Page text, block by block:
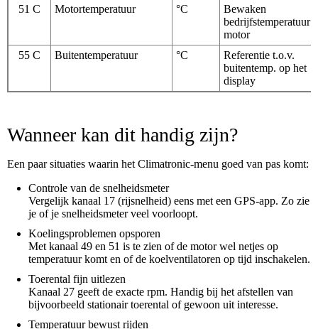
51 C
Motortemperatuur °C
Bewaken
bedrijfstemperatuur
motor
55 C
Buitentemperatuur °C
Referentie t.o.v.
buitentemp. op het
display
Wanneer kan dit handig zijn?
Een paar situaties waarin het Climatronic-menu goed van pas komt:
Controle van de snelheidsmeter
Vergelijk kanaal 17 (rijsnelheid) eens met een GPS-app. Zo zie
je of je snelheidsmeter veel voorloopt.
Koelingsproblemen opsporen
Met kanaal 49 en 51 is te zien of de motor wel netjes op
temperatuur komt en of de koelventilatoren op tijd inschakelen.
Toerental fijn uitlezen
Kanaal 27 geeft de exacte rpm. Handig bij het afstellen van
bijvoorbeeld stationair toerental of gewoon uit interesse.
Temperatuur bewust rijden